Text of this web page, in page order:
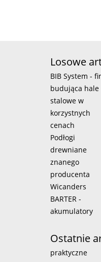
Losowe
BIB System -
budująca hale
stalowe w
korzystnych
cenach
Podłogi
drewniane
znanego
producenta
Wicanders
BARTER -
akumulatory
Ostatnie
praktyczne